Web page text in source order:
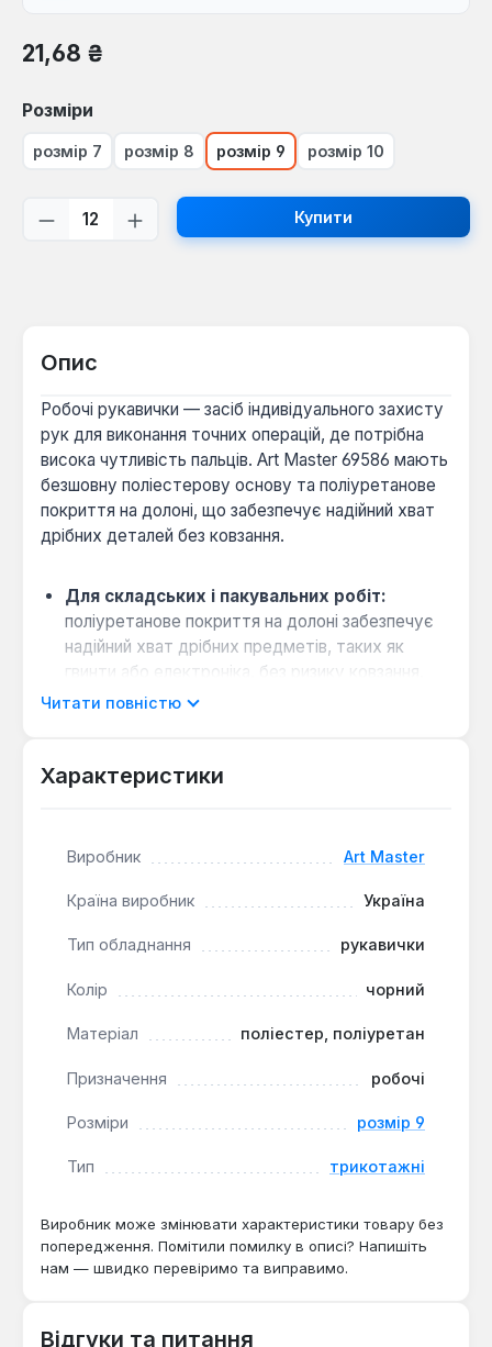
Звичайна ціна:
21,68 ₴
Виберіть
Розміри
розмір 7 розмір 8 розмір 9 розмір 10
Кількість товару: Введіть потрібну
Купити
Опис
Робочі рукавички — засіб індивідуального захисту
рук для виконання точних операцій, де потрібна
висока чутливість пальців. Art Master 69586 мають
безшовну поліестерову основу та поліуретанове
покриття на долоні, що забезпечує надійний хват
дрібних деталей без ковзання.
Для складських і пакувальних робіт:
поліуретанове покриття на долоні забезпечує
надійний хват дрібних предметів, таких як
гвинти або електроніка, без ризику ковзання.
Коли обрати замість нітрилових рукавичок:
— поліестерова основа забезпечує
тонкому поліуретановому покриттю товщиною
або планшетом без знімання рукавичок.
сортування деталей, а також побутових завдань,
манжет фіксує рукавичку на зап'ясті, запобігаючи
зісковзуванню. Виробництво — Україна. Гарантія 1
Чи підходять для роботи з дрібними
Так — поліуретанове покриття на долоні
забезпечує чутливість для захоплення
дрібних гвинтів і шайб, а безшовна основа
Читати повністю
Характеристики
Виробник Art Master
Країна виробник Україна
Тип обладнання рукавички
Колір чорний
Матеріал поліестер, поліуретан
Призначення робочі
Розміри розмір 9
Тип трикотажні
Виробник може змінювати характеристики товару без
попередження. Помітили помилку в описі? Напишіть
нам — швидко перевіримо та виправимо.
Відгуки та питання